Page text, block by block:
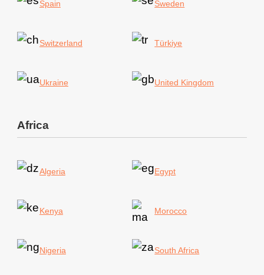
Spain Sweden
Switzerland Türkiye
Ukraine United Kingdom
Africa
Algeria Egypt
Kenya Morocco
Nigeria South Africa